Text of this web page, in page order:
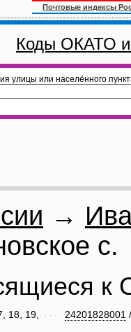
Почтовые индексы
Коды ОКАТО
улицы или населённого
→
с.
к
24201828001
18, 19,